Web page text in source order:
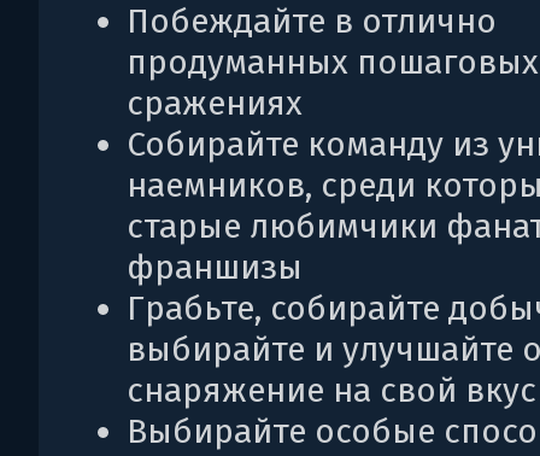
Побеждайте в отлично
продуманных пошаговых
сражениях
Собирайте команду из
наемников, среди
старые любимчики
франшизы
Грабьте, собирайте
выбирайте и улучшайте
снаряжение на свой вкус
Выбирайте особые